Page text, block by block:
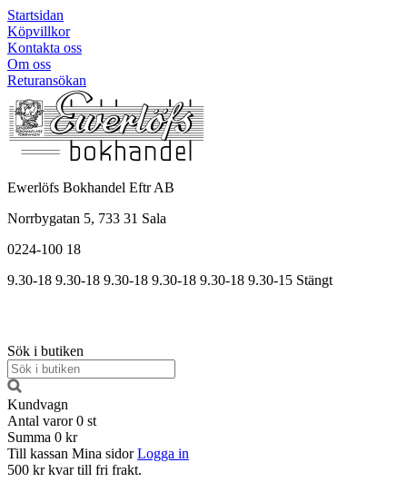
Startsidan
Köpvillkor
Kontakta oss
Om oss
Returansökan
Ewerlöfs Bokhandel Eftr AB
Norrbygatan 5, 733 31 Sala
0224-100 18
9.30-18 9.30-18 9.30-18 9.30-18 9.30-18 9.30-15 Stängt
Sök i butiken
Kundvagn
Antal varor 0 st
Summa 0 kr
Till kassan Mina sidor Logga in
500 kr kvar till fri frakt.